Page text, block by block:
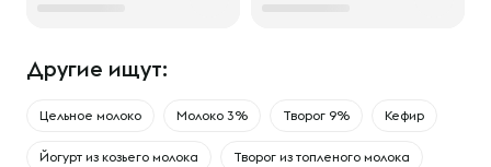
Другие ищут:
Цельное молоко Молоко 3% Творог 9% Кефир
Йогурт из козьего молока Творог из топленого молока